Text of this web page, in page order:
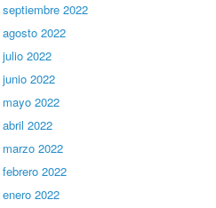
septiembre 2022
agosto 2022
julio 2022
junio 2022
mayo 2022
abril 2022
marzo 2022
febrero 2022
enero 2022